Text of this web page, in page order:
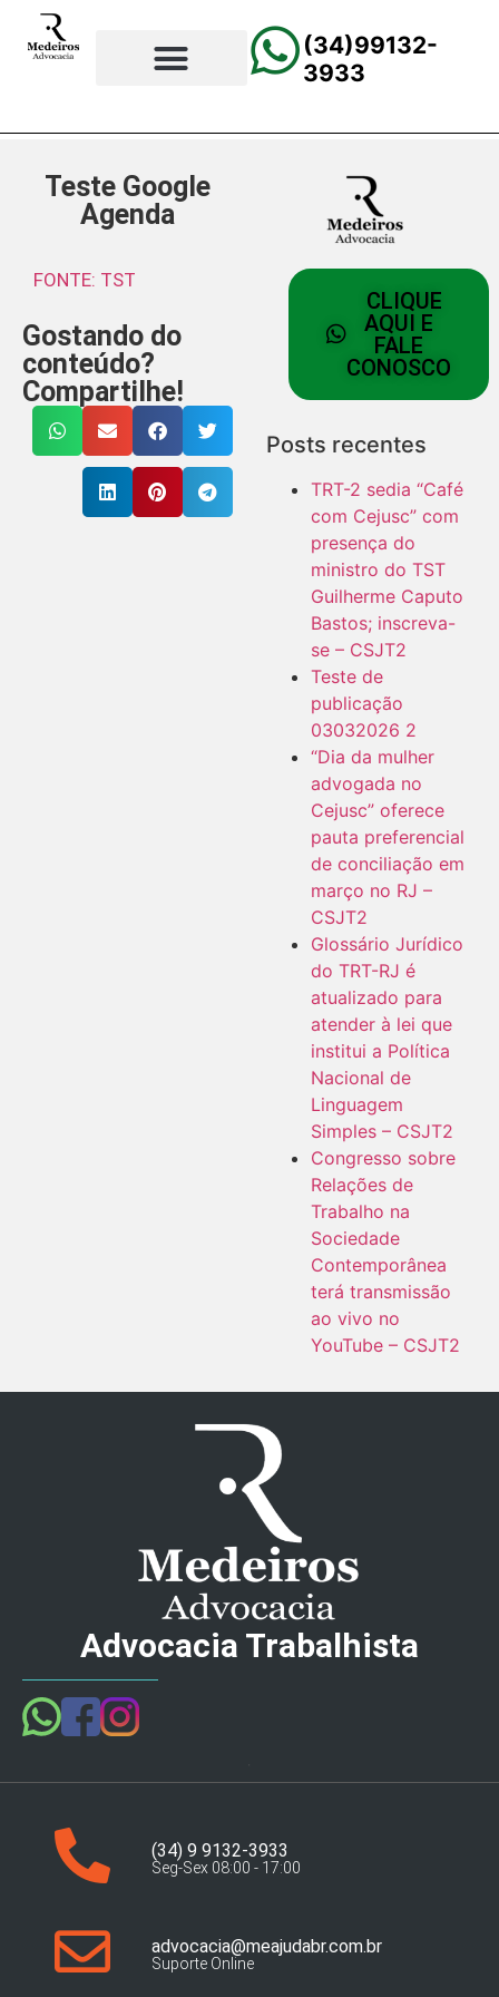
(34)99132-
3933
Teste Google
Agenda
FONTE: TST
Gostando do
conteúdo?
Compartilhe!
CLIQUE
AQUI E
FALE
CONOSCO
Posts recentes
TRT-2 sedia “Café
com Cejusc” com
presença do
ministro do TST
Guilherme Caputo
Bastos; inscreva-
se – CSJT2
Teste de
publicação
03032026 2
“Dia da mulher
advogada no
Cejusc” oferece
pauta preferencial
de conciliação em
março no RJ –
CSJT2
Glossário Jurídico
do TRT-RJ é
atualizado para
atender à lei que
institui a Política
Nacional de
Linguagem
Simples – CSJT2
Congresso sobre
Relações de
Trabalho na
Sociedade
Contemporânea
terá transmissão
ao vivo no
YouTube – CSJT2
Advocacia Trabalhista
(34) 9 9132-3933
Seg-Sex 08:00 - 17:00
advocacia@meajudabr.com.br
Suporte Online